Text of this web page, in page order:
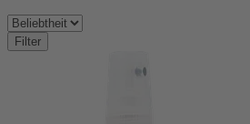
Filter